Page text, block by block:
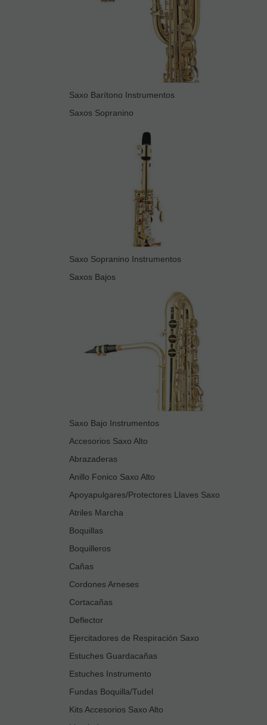
Saxo Barítono Instrumentos
Saxos Sopranino
Saxo Sopranino Instrumentos
Saxos Bajos
Saxo Bajo Instrumentos
Accesorios Saxo Alto
Abrazaderas
Anillo Fonico Saxo Alto
Apoyapulgares/Protectores Llaves Saxo
Atriles Marcha
Boquillas
Boquilleros
Cañas
Cordones Arneses
Cortacañas
Deflector
Ejercitadores de Respiración Saxo
Estuches Guardacañas
Estuches Instrumento
Fundas Boquilla/Tudel
Kits Accesorios Saxo Alto